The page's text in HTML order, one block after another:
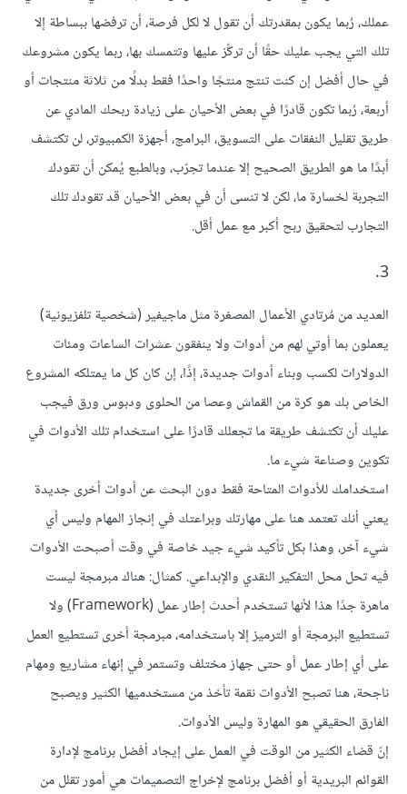
عملك، رُبما يكون بمقدرتك أن تقول لا لكل فرصة، أن ترفضها ببساطة إلا
تلك التي يجب عليك حقًا أن تركِّز عليها وتتمسك بها، ربما يكون مشروعك
في حال أفضل إن كنت تنتج منتجًا واحدًا فقط بدلًا من ثلاثة منتجات أو
أربعة، رُبما تكون قادرًا في بعض الأحيان على زيادة ربحك المادي عن
طريق تقليل النفقات على التسويق، البرامج، أجهزة الكمبيوتر، لن تكتشف
أبدًا ما هو الطريق الصحيح إلا عندما تجرّب، وبالطبع يُمكن أن تقودك
التجربة لخسارة ما، لكن لا تنسى أن في بعض الأحيان قد تقودك تلك
التجارب لتحقيق ربح أكبر مع عمل أقل.
3.
العديد من مُرتادي الأعمال المصغرة مثل ماجيفير (شخصية تلفزيونية)
يعملون بما أوتي لهم من أدوات ولا ينفقون عشرات الساعات ومئات
الدولارات لكسب وبناء أدوات جديدة، إذًا، إن كان كل ما يمتلكه المشروع
الخاص بك هو كرة من القماش وعصا من الحلوى ودبوس ورق فيجب
عليك أن تكتشف طريقة ما تجعلك قادرًا على استخدام تلك الأدوات في
تكوين وصناعة شيء ما.
استخدامك للأدوات المتاحة فقط دون البحث عن أدوات أخرى جديدة
يعني أنك تعتمد هنا على مهارتك وبراعتك في إنجاز المهام وليس أي
شيء آخر، وهذا بكل تأكيد شيء جيد خاصة في وقت أصبحت الأدوات
فيه تحل محل التفكير النقدي والإبداعي. كمثال: هناك مبرمجة ليست
ماهرة جدًا هذا لأنها تستخدم أحدث إطار عمل (Framework) ولا
تستطيع البرمجة أو الترميز إلا باستخدامه، مبرمجة أخرى تستطيع العمل
على أي إطار عمل أو حتى جهاز مختلف وتستمر في إنهاء مشاريع ومهام
ناجحة، هنا تصبح الأدوات نقمة تأخذ من مستخدميها الكثير ويصبح
الفارق الحقيقي هو المهارة وليس الأدوات.
إنّ قضاء الكثير من الوقت في العمل على إيجاد أفضل برنامج لإدارة
القوائم البريدية أو أفضل برنامج لإخراج التصميمات هي أمور تقلل من